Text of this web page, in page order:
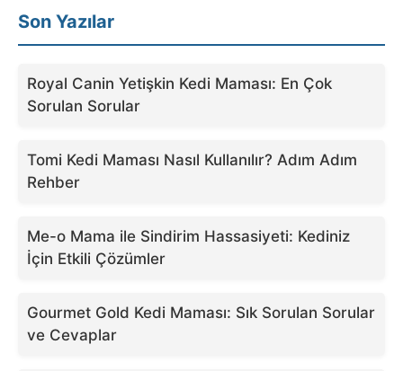
Son Yazılar
Royal Canin Yetişkin Kedi Maması: En Çok
Sorulan Sorular
Tomi Kedi Maması Nasıl Kullanılır? Adım Adım
Rehber
Me-o Mama ile Sindirim Hassasiyeti: Kediniz
İçin Etkili Çözümler
Gourmet Gold Kedi Maması: Sık Sorulan Sorular
ve Cevaplar